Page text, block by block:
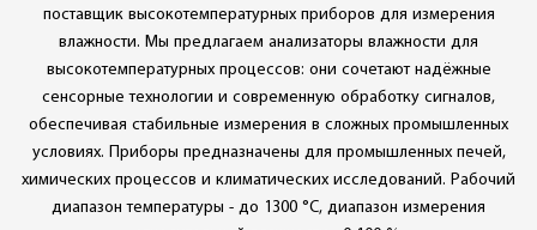
поставщик высокотемпературных приборов для измерения
влажности. Мы предлагаем анализаторы влажности для
высокотемпературных процессов: они сочетают надёжные
сенсорные технологии и современную обработку сигналов,
обеспечивая стабильные измерения в сложных промышленных
условиях. Приборы предназначены для промышленных печей,
химических процессов и климатических исследований. Рабочий
диапазон температуры - до 1300 °C, диапазон измерения